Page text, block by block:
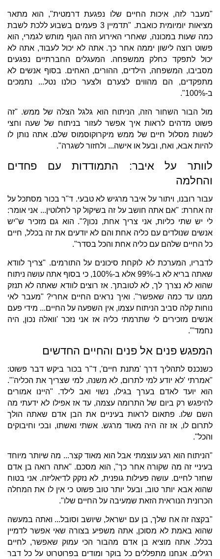
"מעבר לזה, איכות החיים שלו נפגעת דרמטית", הוא מתאר
מציאות יומיומית כואבת. "תדמיין 3 פעמים בשבוע ללכת לשבת
כמה שעות במכונה, שאחרי האירוע הזה הגוף מותש לגמרי, הוא
פשוט רוצה לישון יממה אחר כך. אתה לא יכול לעבוד, אתה לא
יכול לתפקד כחלק ממשפחה. המעגלים החברתיים נפגעים
מסביבו, המשפחה, הילדים, ההורים, האחים. בסוף אנשים לא
מתפקדים, הם מהווים לצערם ולצער כולנו נטל... נתמכים
ב-100%".
מול הבור השחור הזה, הניתוח הוא גלגל הצלה של ממש. "זה
פשוט מדהים לראות איך אפשר לעזור בניתוח של שעה וחצי
לשנות מסלול חיים של ממש מיקרוקוסמוס שלם. אתה נותן לו
להיות אבא, ואח, ובעל או אישה... ולחזור לשגרה".
לוותר על איבר: התמודדות עם פחדים
והחלמה
עבור רובנו, ויתור על איבר מרגיש לא טבעי. ד"ר בכור מסתכל על
זה אחרת: "אם אתה חושב על זה בשיקול קר לחלוטין... אני אומר:
לי יש שתי כליות, אני צריך אחת, נכון?". הוא גם מזכיר ש"יש
אנשים שנולדים עם כליה אחת והם לא יודעים את זה בכלל, חיים
כל החיים שלהם עם כליה אחת והכל בסדר".
לדבריו, המערכת לא לוקחת סיכונים על התורמים. "צריך לוודא
שאתה בריא לא ב-99% אלא ב-100%, כי בסוף אתה עושה ניתוח
שהוא לא נצרך לך, לא לטובתך. אז רוצים לוודא שאתה לא תנזק
ממנו עד כמה שאפשר". ואיך נראים החיים אחרי? "מעבר לאי
נוחות קלה סביב הניתוח עצמו, אין השפעה על החיים... מידי פעם
אנשים מזכירים לי שתרמתי כליה אז אני נזכר 'וואלה נכון, היה
נחמד'".
המפגש פנים אל פנים והחיים החדשים
כשנכנס לתהליך דרך 'מתנת חיים', ד"ר בכור ביקש דבר פשוט:
"אמרתי 'לא יודע למי לתרום, לא משנה, למי שצריך את הכליה'".
הוא יועד לאדם בערך בגילו, נשוי ואב לילד. "היינו אמורים
להיפגש רק ביום של התרומה עצמה, עד אז אפילו לא ידעתי מה
השם שלו. פתאום לראות בעיניים את הבן אדם שאתה הולך
לתרום לו, אז זה היה מאוד מרגש. אשתי ואשתו, ובכי וחיבוקים
והכל".
"הניתוח הוא רגע עוצמתי אבל הוא מאוד קצר... מה שיותר מיוחד
בעיניי זה מה שקורה אחר כך", הוא מסכם. "אתה רואה בן אדם
שחזר לחיים. עושה פעילות גופנית, לא נזקק לדיאליזה. אני בטוח
שהוא אבא יותר טוב, ובעל יותר טוב פשוט כי אין לו את המחלה
הכרונית הנוראית הזאת שמעיבה על החיים שלו".
"בקצה זה אח שלך, בן עם ישראל, שיושב וסובל... ואתה במעשה
שהוא באמת לא מסוכן, אתה משפיע בצורה שאי אפשר לדמיין
בכלל. אתה מוציא בן אדם מהבור הכי עמוק שאפשר, לחיים
רגילים. אנחנו מתפללים כל בוקר ומודים בפרוטרוט על כל דבר